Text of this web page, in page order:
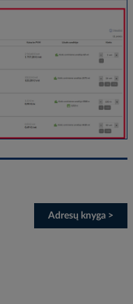
Adresų knyga >